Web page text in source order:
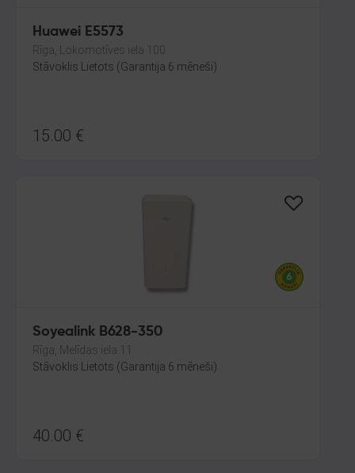
Huawei E5573
Rīga, Lokomotīves iela 100
Stāvoklis Lietots (Garantija 6 mēneši)
15.00 €
Soyealink B628-350
Rīga, Melīdas iela 11
Stāvoklis Lietots (Garantija 6 mēneši)
40.00 €